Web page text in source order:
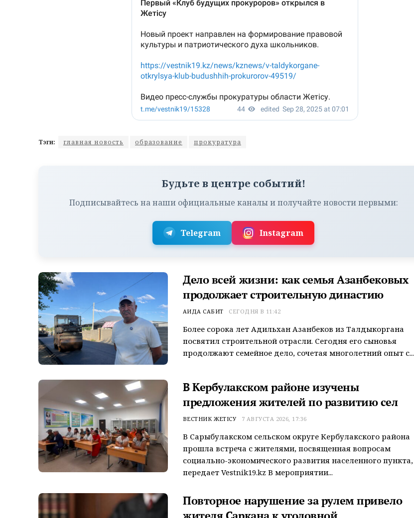
Тэги: главная новость образование прокуратура
Будьте в центре событий!
Подписывайтесь на наши официальные каналы и получайте новости первыми:
Telegram Instagram
Дело всей жизни: как семья Азанбековых
продолжает строительную династию
АИДА САБИТ СЕГОДНЯ В 11:42
Более сорока лет Адильхан Азанбеков из Талдыкоргана
посвятил строительной отрасли. Сегодня его сыновья
продолжают семейное дело, сочетая многолетний опыт с...
В Кербулакском районе изучены
предложения жителей по развитию сел
ВЕСТНИК ЖЕТІСУ 7 АВГУСТА 2026, 17:36
В Сарыбулакском сельском округе Кербулакского района
прошла встреча с жителями, посвященная вопросам
социально-экономического развития населенного пункта,
передает Vestnik19.kz В мероприятии...
Повторное нарушение за рулем привело